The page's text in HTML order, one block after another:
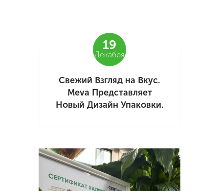
19
Декабря
Свежий Взгляд на Вкус.
Meva Представляет
Новый Дизайн Упаковки.